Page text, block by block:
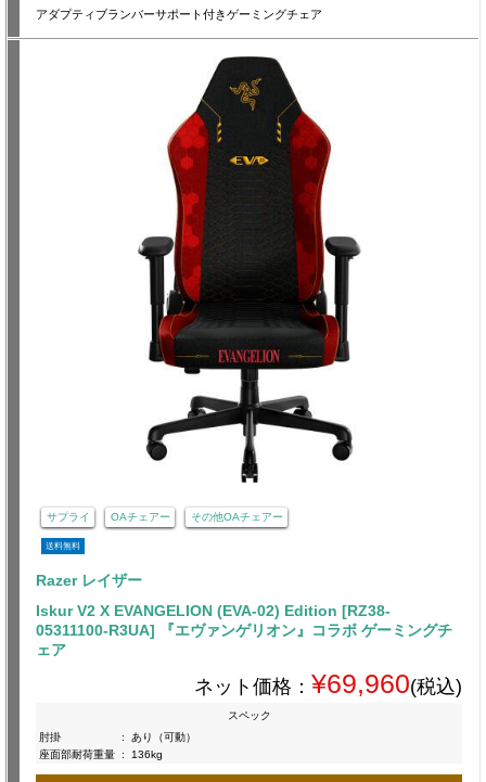
アダプティブランバーサポート付きゲーミングチェア
サプライ OAチェアー その他OAチェアー
送料無料
Razer レイザー
Iskur V2 X EVANGELION (EVA-02) Edition [RZ38-
05311100-R3UA] 『エヴァンゲリオン』コラボ ゲーミングチ
ェア
ネット価格： ¥69,960(税込)
スペック
肘掛
:
あり（可動）
座面部耐荷重量 : 136kg